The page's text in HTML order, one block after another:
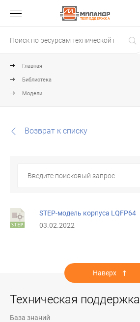
ТЕХПОДДЕРЖКА
Главная
Библиотека
Модели
Возврат к списку
STEP-модель корпуса LQFP64
03.02.2022
Наверх
Техническая поддержка
База знаний